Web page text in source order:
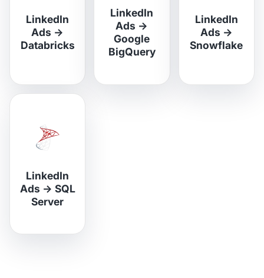
LinkedIn
Ads →
Databricks
LinkedIn
Ads →
Google
BigQuery
LinkedIn
Ads →
Snowflake
LinkedIn
Ads → SQL
Server